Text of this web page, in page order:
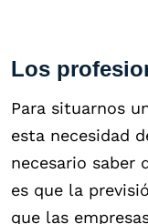
Los
Para situarnos
esta necesidad
necesario saber
es que la
que las